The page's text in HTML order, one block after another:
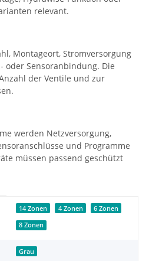
relevant.
Montageort, Stromversorgung
oder Sensoranbindung. Die
der Ventile und zur
werden Netzversorgung,
und Programme
müssen passend geschützt
14 Zonen 4 Zonen 6 Zonen
8 Zonen
Grau